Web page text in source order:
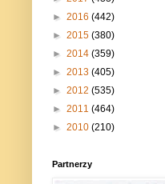
► 2016 (442)
► 2015 (380)
► 2014 (359)
► 2013 (405)
► 2012 (535)
► 2011 (464)
► 2010 (210)
Partnerzy